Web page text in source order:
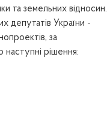
та земельних відносин.
депутатів України -
за
наступні рішення: